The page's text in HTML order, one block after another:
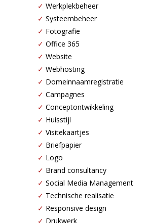
✓ Werkplekbeheer
✓ Systeembeheer
✓ Fotografie
✓ Office 365
✓ Website
✓ Webhosting
✓ Domeinnaamregistratie
✓ Campagnes
✓ Conceptontwikkeling
✓ Huisstijl
✓ Visitekaartjes
✓ Briefpapier
✓ Logo
✓ Brand consultancy
✓ Social Media Management
✓ Technische realisatie
✓ Responsive design
✓ Drukwerk